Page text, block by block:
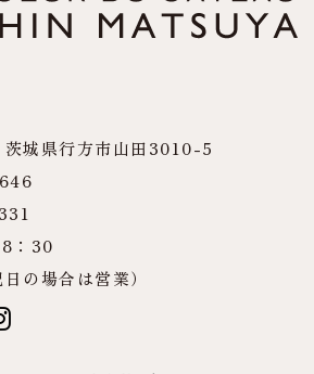
城県行方市山田3010-5
：30
の場合は営業）